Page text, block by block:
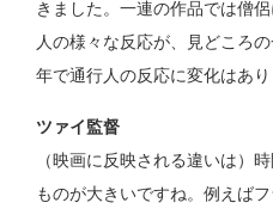
きました。一連の作品では僧
人の様々な反応が、見どころ
年で通行人の反応に変化はあり
ツァイ監督
（映画に反映される違いは）
ものが大きいですね。例えば